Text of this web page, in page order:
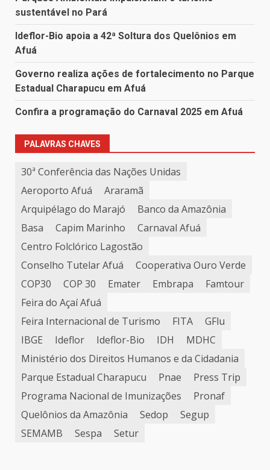
sustentável no Pará
Ideflor-Bio apoia a 42ª Soltura dos Quelônios em
Afuá
Governo realiza ações de fortalecimento no Parque
Estadual Charapucu em Afuá
Confira a programação do Carnaval 2025 em Afuá
PALAVRAS CHAVES
30ª Conferência das Nações Unidas
Aeroporto Afuá
Araramã
Arquipélago do Marajó
Banco da Amazônia
Basa
Capim Marinho
Carnaval Afuá
Centro Folclórico Lagostão
Conselho Tutelar Afuá
Cooperativa Ouro Verde
COP30
COP 30 Emater Embrapa
Famtour
Feira do Açaí Afuá
Feira Internacional de Turismo
FITA
GFlu
IBGE
Ideflor Ideflor-Bio IDH
MDHC
Ministério dos Direitos Humanos e da Cidadania
Parque Estadual Charapucu
Pnae
Press Trip
Programa Nacional de Imunizações
Pronaf
Quelônios da Amazônia
Sedop
Segup
SEMAMB
Sespa Setur